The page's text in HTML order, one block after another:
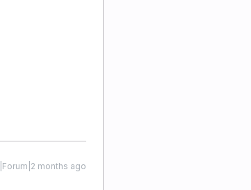
months ago